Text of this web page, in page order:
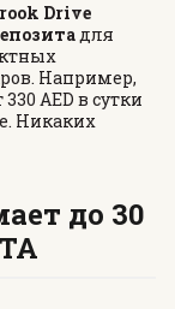
Drive
для
Например,
AED в сутки
Никаких
до 30